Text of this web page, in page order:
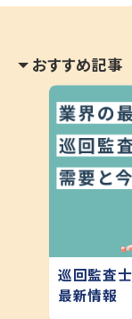
おすすめ記事
巡回監査
最新情報